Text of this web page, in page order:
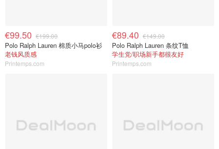
€99.50 €199.00
Polo Ralph Lauren 棉质小马polo衫
老钱风质感
Printemps.com
€89.40 €149.00
Polo Ralph Lauren 条纹T恤
学生党/职场新手都很友好
Printemps.com